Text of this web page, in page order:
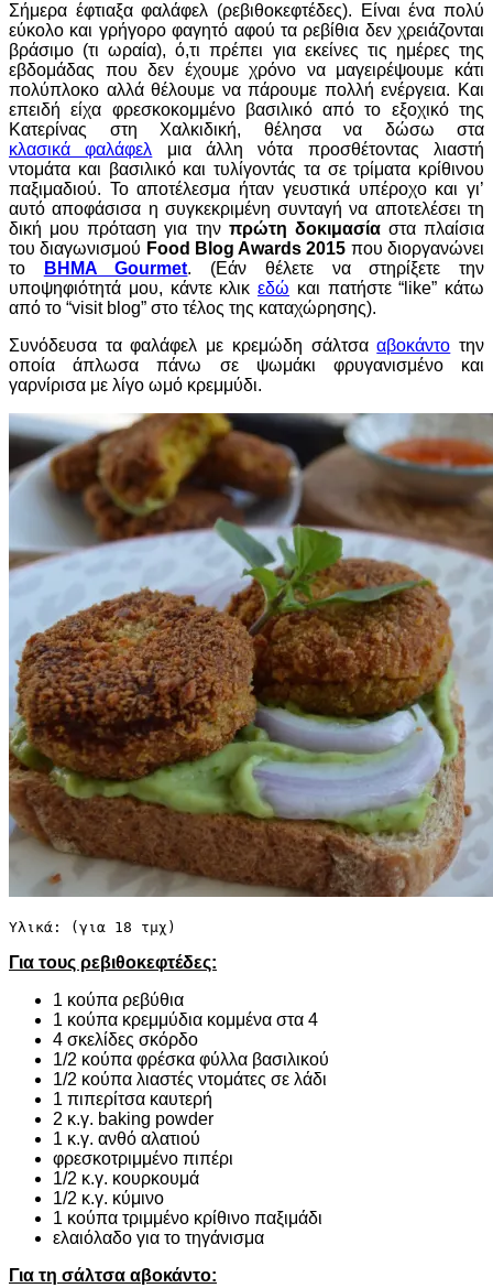
Σήμερα έφτιαξα φαλάφελ (ρεβιθοκεφτέδες). Είναι ένα πολύ
εύκολο και γρήγορο φαγητό αφού τα ρεβίθια δεν χρειάζονται
βράσιμο (τι ωραία), ό,τι πρέπει για εκείνες τις ημέρες της
εβδομάδας που δεν έχουμε χρόνο να μαγειρέψουμε κάτι
πολύπλοκο αλλά θέλουμε να πάρουμε πολλή ενέργεια. Και
επειδή είχα φρεσκοκομμένο βασιλικό από το εξοχικό της
Κατερίνας στη Χαλκιδική, θέλησα να δώσω στα
κλασικά φαλάφελ μια άλλη νότα προσθέτοντας λιαστή
ντομάτα και βασιλικό και τυλίγοντάς τα σε τρίματα κρίθινου
παξιμαδιού. Το αποτέλεσμα ήταν γευστικά υπέροχο και γι’
αυτό αποφάσισα η συγκεκριμένη συνταγή να αποτελέσει τη
δική μου πρόταση για την πρώτη δοκιμασίαστα πλαίσια
του διαγωνισμού Food Blog Awards 2015 που διοργανώνει
το
BHMA Gourmet. (Εάν θέλετε να στηρίξετε την
υποψηφιότητά μου, κάντε κλικ εδώ και πατήστε “like” κάτω
από το “visit blog” στο τέλος της καταχώρησης).
Συνόδευσα τα φαλάφελ με κρεμώδη σάλτσααβοκάντο την
οποία άπλωσα πάνω σε ψωμάκι φρυγανισμένο και
γαρνίρισα με λίγο ωμό κρεμμύδι.
Υλικά: (για 18 τμχ)
Για τους ρεβιθοκεφτέδες:
1 κούπα ρεβύθια
1 κούπα κρεμμύδια κομμένα στα 4
4 σκελίδες σκόρδο
1/2 κούπα φρέσκα φύλλα βασιλικού
1/2 κούπα λιαστές ντομάτες σε λάδι
1 πιπερίτσα καυτερή
2 κ.γ. baking powder
1 κ.γ. ανθό αλατιού
φρεσκοτριμμένο πιπέρι
1/2 κ.γ. κουρκουμά
1/2 κ.γ. κύμινο
1 κούπα τριμμένο κρίθινο παξιμάδι
ελαιόλαδο για το τηγάνισμα
Για τη σάλτσα αβοκάντο: